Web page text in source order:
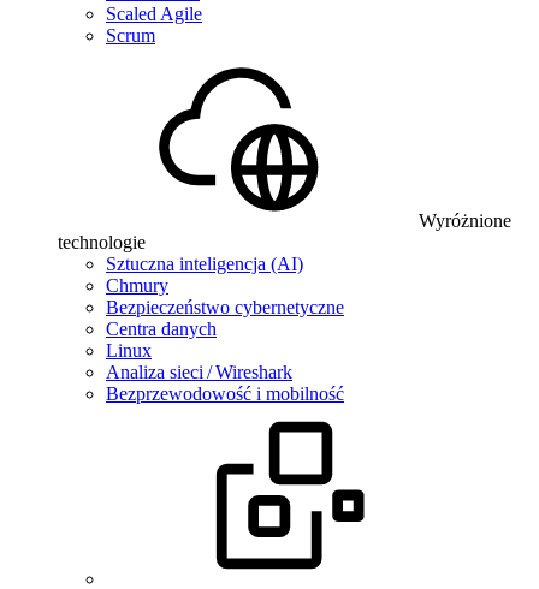
Scaled Agile
Scrum
Wyróżnione
technologie
Sztuczna inteligencja (AI)
Chmury
Bezpieczeństwo cybernetyczne
Centra danych
Linux
Analiza sieci / Wireshark
Bezprzewodowość i mobilność